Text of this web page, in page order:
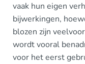
vaak hun eigen
bijwerkingen,
blozen zijn
wordt vooral
voor het eerst